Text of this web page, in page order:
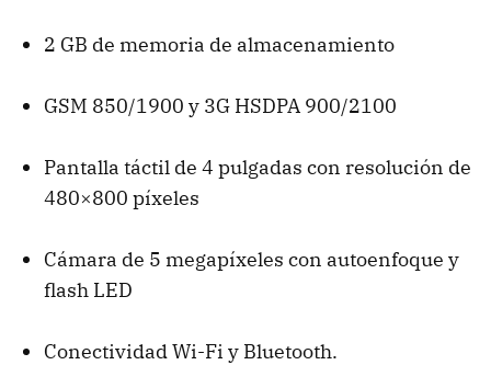
2 GB de memoria de almacenamiento
GSM 850/1900 y 3G HSDPA 900/2100
Pantalla táctil de 4 pulgadas con resolución de
480×800 píxeles
Cámara de 5 megapíxeles con autoenfoque y
flash LED
Conectividad Wi-Fi y Bluetooth.